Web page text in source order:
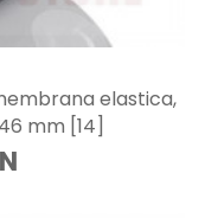
elastica,
mm [14]